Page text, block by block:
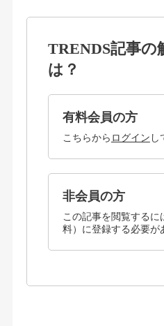
TRENDS記事の
は？
有料会員の方
こちらから ログイン し
非会員の方
この記事を閲覧するに
料）に登録する必要が